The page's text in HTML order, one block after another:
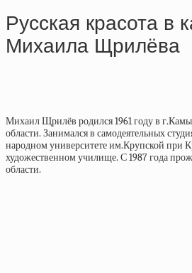
Русская красота в
Михаила Щрилёва
Михаил Щрилёв родился 1961 году в
области. Занимался в самодеятельных
народном университете им.Крупской при
художественном училище. С 1987 года
области.